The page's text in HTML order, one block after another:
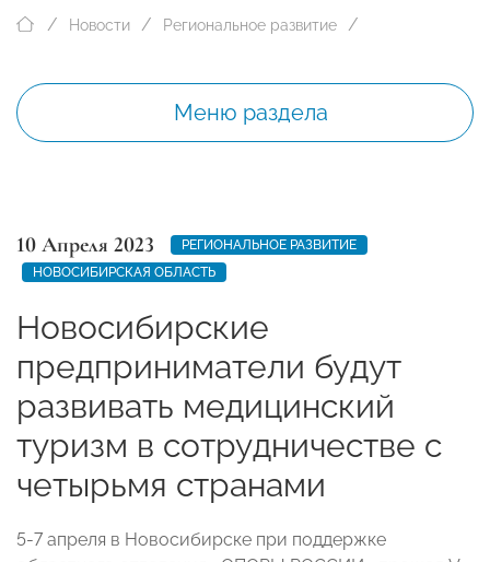
Новости Региональное развитие
Меню раздела
10 Апреля 2023
РЕГИОНАЛЬНОЕ РАЗВИТИЕ
НОВОСИБИРСКАЯ ОБЛАСТЬ
Новосибирские
предприниматели будут
развивать медицинский
туризм в сотрудничестве с
четырьмя странами
5-7 апреля в Новосибирске при поддержке